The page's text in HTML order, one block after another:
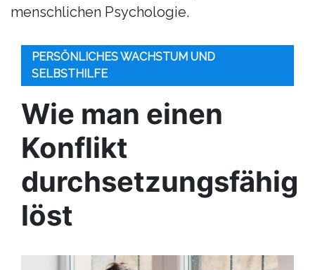
menschlichen Psychologie.
PERSÖNLICHES WACHSTUM UND
SELBSTHILFE
Wie man einen
Konflikt
durchsetzungsfähig
löst